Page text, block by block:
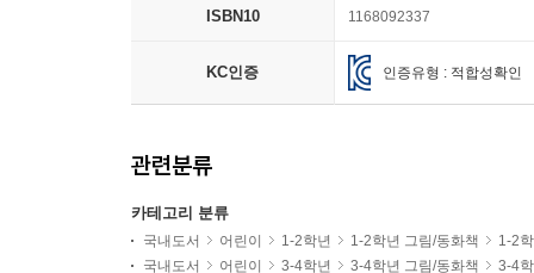
ISBN10 1168092337
KC인증 인증유형 : 적합성확인
관련분류
카테고리 분류
국내도서 어린이 1-2학년 1-2학년 그림/동화책
1-2
국내도서
어린이 3-4학년 3-4학년 그림/동화책
3-4